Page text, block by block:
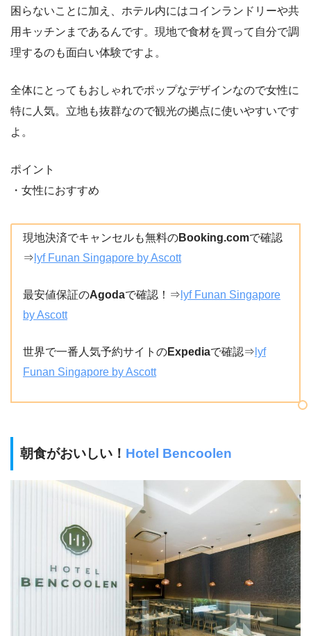
困らないことに加え、ホテル内にはコインランドリーや共
用キッチンまであるんです。現地で食材を買って自分で調
理するのも面白い体験ですよ。
全体にとってもおしゃれでポップなデザインなので女性に
特に人気。立地も抜群なので観光の拠点に使いやすいです
よ。
ポイント
・女性におすすめ
現地決済でキャンセルも無料のBooking.comで確認
⇒ lyf Funan Singapore by Ascott
最安値保証のAgodaで確認！⇒ lyf Funan Singapore
by Ascott
世界で一番人気予約サイトのExpediaで確認⇒ lyf
Funan Singapore by Ascott
朝食がおいしい！ Hotel Bencoolen